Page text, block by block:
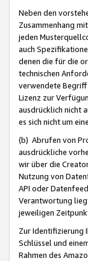
Neben den
Zusammenhang
jeden
auch
denen die für die
technischen
verwendete
Lizenz zur
ausdrücklich nicht
es sich nicht um
(b) Abrufen von
ausdrückliche
wir über die
Nutzung von
API oder
Verantwortung
jeweiligen
Zur Identifizierung
Schlüssel und
Rahmen des